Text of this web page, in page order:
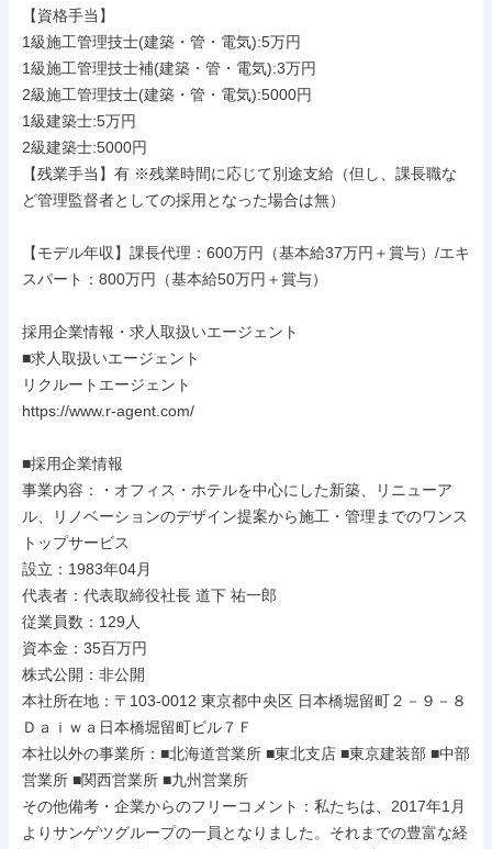
【資格手当】
1級施工管理技士(建築・管・電気):5万円
1級施工管理技士補(建築・管・電気):3万円
2級施工管理技士(建築・管・電気):5000円
1級建築士:5万円
2級建築士:5000円
【残業手当】有 ※残業時間に応じて別途支給（但し、課長職な
ど管理監督者としての採用となった場合は無）
【モデル年収】課長代理：600万円（基本給37万円＋賞与）/エキ
スパート：800万円（基本給50万円＋賞与）
採用企業情報・求人取扱いエージェント
■求人取扱いエージェント
リクルートエージェント
https://www.r-agent.com/
■採用企業情報
事業内容：・オフィス・ホテルを中心にした新築、リニューア
ル、リノベーションのデザイン提案から施工・管理までのワンス
トップサービス
設立：1983年04月
代表者：代表取締役社長 道下 祐一郎
従業員数：129人
資本金：35百万円
株式公開：非公開
本社所在地：〒103-0012 東京都中央区 日本橋堀留町２－９－８
Ｄａｉｗａ日本橋堀留町ビル７Ｆ
本社以外の事業所：■北海道営業所 ■東北支店 ■東京建装部 ■中部
営業所 ■関西営業所 ■九州営業所
その他備考・企業からのフリーコメント：私たちは、2017年1月
よりサンゲツグループの一員となりました。それまでの豊富な経